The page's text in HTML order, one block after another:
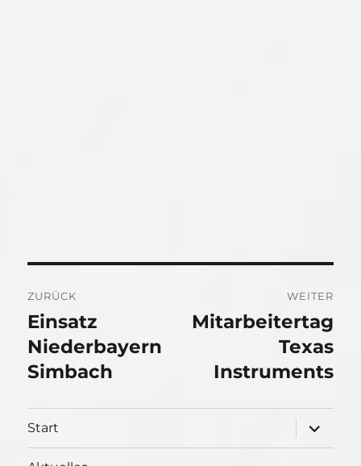
ZURÜCK
Vorheriger
Beitrag:
Einsatz
Niederbayern
Simbach
WEITER
Nächster
Mitarbeitertag
Texas
Instruments
Start
öffnen